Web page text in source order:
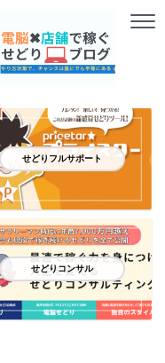
せどりフルサポート
せどりコンサル